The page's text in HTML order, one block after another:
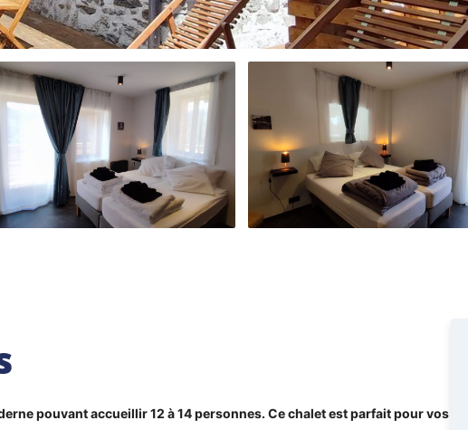
pouvant accueillir 12 à 14 personnes. Ce chalet est parfait pour vos